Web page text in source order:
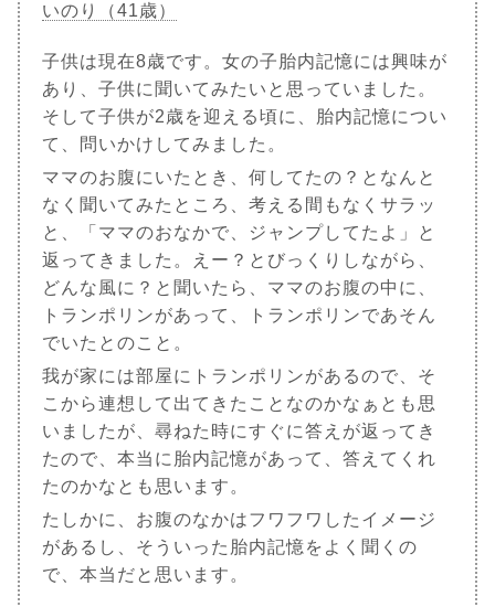
いのり（41歳）
子供は現在8歳です。女の子胎内記憶には興味が
あり、子供に聞いてみたいと思っていました。
そして子供が2歳を迎える頃に、胎内記憶につい
て、問いかけしてみました。
ママのお腹にいたとき、何してたの？となんと
なく聞いてみたところ、考える間もなくサラッ
と、「ママのおなかで、ジャンプしてたよ」と
返ってきました。えー？とびっくりしながら、
どんな風に？と聞いたら、ママのお腹の中に、
トランポリンがあって、トランポリンであそん
でいたとのこと。
我が家には部屋にトランポリンがあるので、そ
こから連想して出てきたことなのかなぁとも思
いましたが、尋ねた時にすぐに答えが返ってき
たので、本当に胎内記憶があって、答えてくれ
たのかなとも思います。
たしかに、お腹のなかはフワフワしたイメージ
があるし、そういった胎内記憶をよく聞くの
で、本当だと思います。